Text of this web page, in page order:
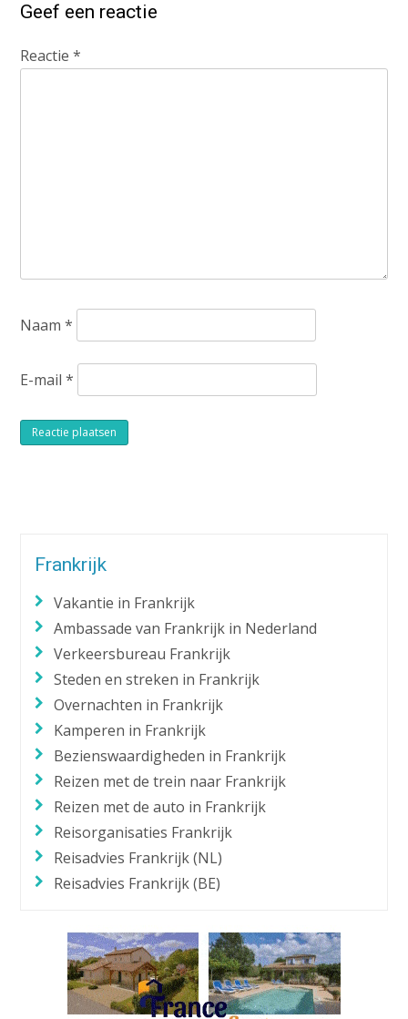
Geef een reactie
Reactie*
Naam*
E-mail*
Frankrijk
Vakantie in Frankrijk
Ambassade van Frankrijk in Nederland
Verkeersbureau Frankrijk
Steden en streken in Frankrijk
Overnachten in Frankrijk
Kamperen in Frankrijk
Bezienswaardigheden in Frankrijk
Reizen met de trein naar Frankrijk
Reizen met de auto in Frankrijk
Reisorganisaties Frankrijk
Reisadvies Frankrijk (NL)
Reisadvies Frankrijk (BE)